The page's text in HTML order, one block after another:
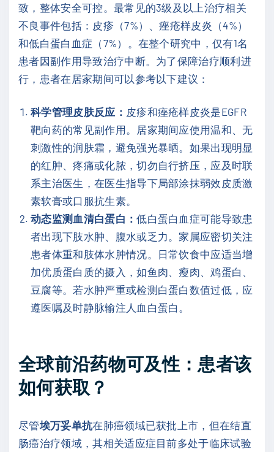
致，整体安全可控。最常见的3级及以上治疗相关
不良事件包括：皮疹（7%）、痤疮样皮炎（4%）
和低白蛋白血症（7%）。在整个研究中，仅有1名
患者因副作用导致治疗中断。为了保障治疗顺利进
行，患者在居家期间可以参考以下建议：
科学管理皮肤反应： 皮疹和痤疮样皮炎是EGFR
靶向药的常见副作用。居家期间应使用温和、无
刺激性的润肤霜，避免强光暴晒。如果出现明显
的红肿、疼痛或化脓，切勿自行挤压，应及时联
系主治医生，在医生指导下局部涂抹弱效皮质激
素软膏或口服抗生素。
动态监测血清白蛋白：低白蛋白血症可能导致患
者出现下肢水肿、腹水或乏力。家属应密切关注
患者体重和肢体水肿情况。日常饮食中应适当增
加优质蛋白质的摄入，如鱼肉、瘦肉、鸡蛋白、
豆腐等。若水肿严重或检测白蛋白数值过低，应
遵医嘱及时静脉输注人血白蛋白。
全球前沿药物可及性：患者该
如何获取？
尽管埃万妥单抗在肺癌领域已获批上市，但在结直
肠癌治疗领域，其相关适应症目前多处于临床试验